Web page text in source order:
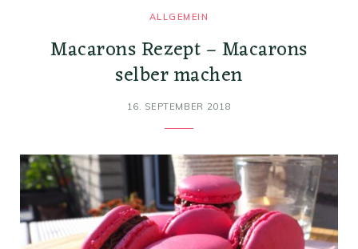
ALLGEMEIN
Macarons Rezept – Macarons
selber machen
16. SEPTEMBER 2018